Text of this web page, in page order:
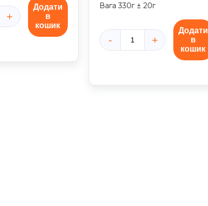
Додати
в
кошик
Вага 330г ± 20г
Курячі
Додати
в
кошик